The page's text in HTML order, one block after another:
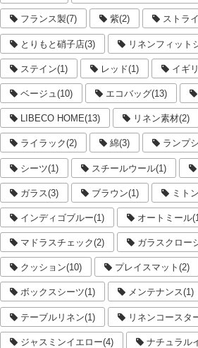
フランス製(7) 紫(2) ストラ
とりもと硝子店(3) リネンフィット
ステイン(1) レッド(1) イギ
ベージュ(10) エコバッグ(13)
LIBECO HOME(13) リネン素材(2)
ライラック(2) 綿(3) ランプ
シーツ(1) スチールウール(1)
ガラス(3) ブラウン(1) ミト
インディゴブルー(1) オートミール
マドラスチェック(2) ガラスクロー
クッション(10) プレイスマット(2)
ボックスシーツ(1) メンテナンス(1)
テーブルリネン(1) リネンコースタ
ジャスミンイエロー(4) ナチュラル